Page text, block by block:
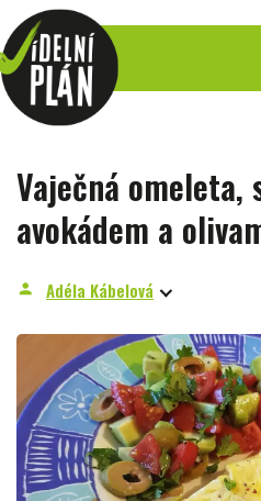
Vaječná
avokádem a
person Adéla Kábelová